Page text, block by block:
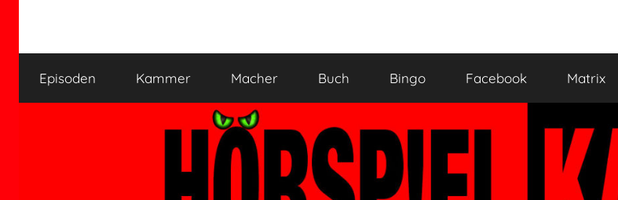
springen
HÖRSPIELKAMMER
verjährt
nicht!
Episoden Kammer Macher Buch Bingo Facebook Matrix